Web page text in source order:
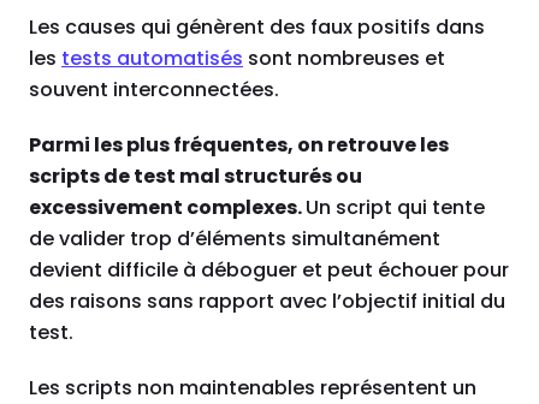
Les causes qui génèrent des faux positifs dans
les tests automatisés sont nombreuses et
souvent interconnectées.
Parmi les plus fréquentes, on retrouve les
scripts de test mal structurés ou
excessivement complexes.Un script qui tente
de valider trop d’éléments simultanément
devient difficile à déboguer et peut échouer pour
des raisons sans rapport avec l’objectif initial du
test.
Les scripts non maintenables représentent un